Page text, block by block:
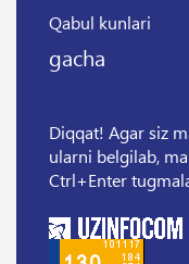
Qabul kunlari
gacha
Diqqat! Agar siz
ularni belgilab,
Ctrl+Enter